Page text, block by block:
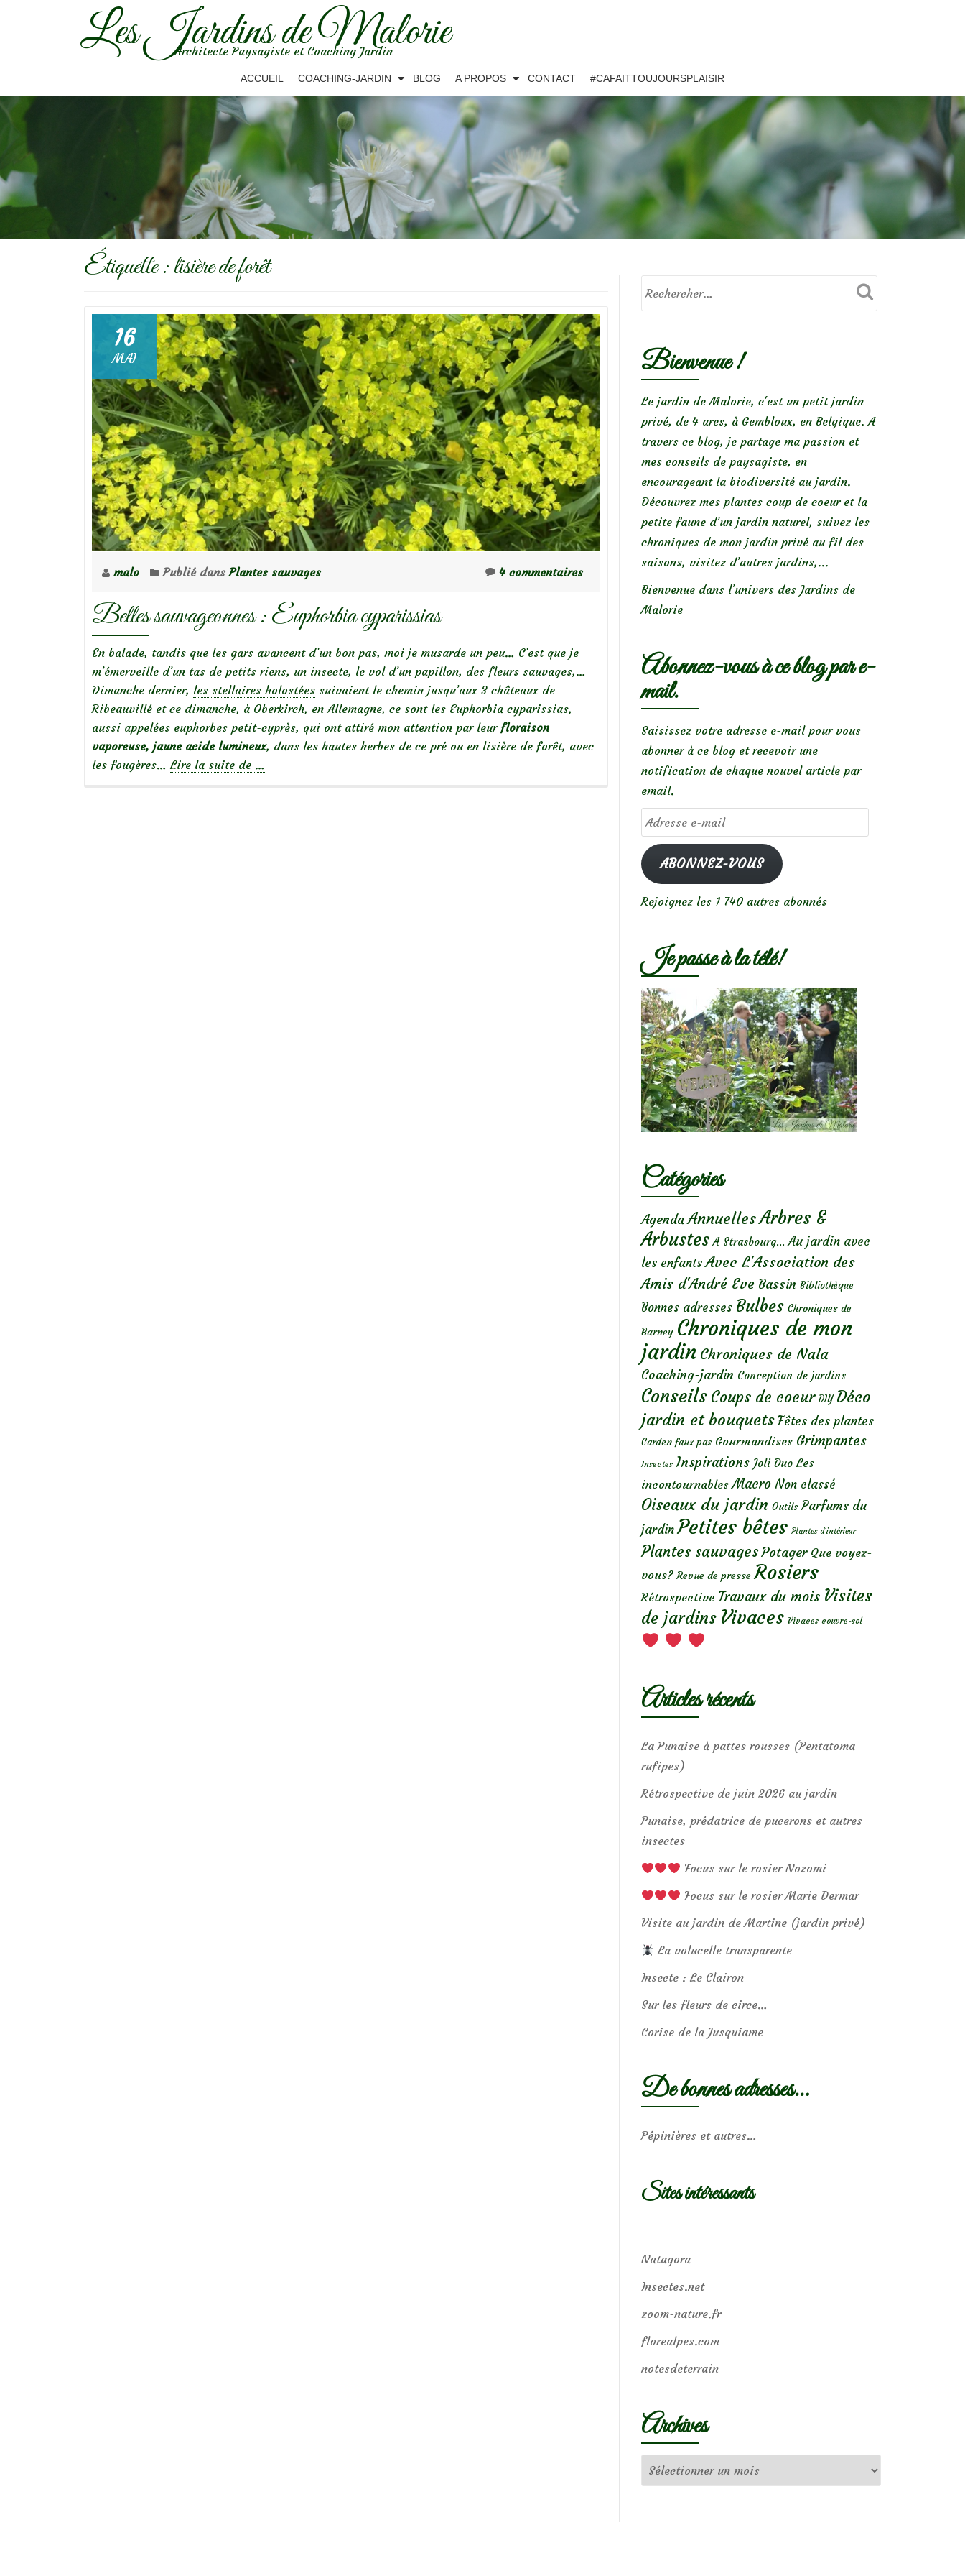
Les Jardins de Malorie
Architecte Paysagiste et Coaching Jardin
ACCUEIL COACHING-JARDIN BLOG A PROPOS CONTACT #CAFAITTOUJOURSPLAISIR
Étiquette :lisière de forêt
16
MAI
malo Publié dansPlantes sauvages 4 commentaires
Belles sauvageonnes : Euphorbia cyparissias
En balade, tandis que les gars avancent d’un bon pas, moi je musarde un peu… C’est que je
m’émerveille d’un tas de petits riens, un insecte, le vol d’un papillon, des fleurs sauvages,…
Dimanche dernier, les stellaires holostées suivaient le chemin jusqu’aux 3 châteaux de
Ribeauvillé et ce dimanche, à Oberkirch, en Allemagne, ce sont les Euphorbia cyparissias,
aussi appelées euphorbes petit-cyprès, qui ont attiré mon attention par leur floraison
vaporeuse, jaune acide lumineux, dans les hautes herbes de ce pré ou en lisière de forêt, avec
les fougères… Lire la suite de …
Bienvenue !
Le jardin de Malorie, c'est un petit jardin
privé, de 4 ares, à Gembloux, en Belgique. A
travers ce blog, je partage ma passion et
mes conseils de paysagiste, en
encourageant la biodiversité au jardin.
Découvrez mes plantes coup de coeur et la
petite faune d’un jardin naturel, suivez les
chroniques de mon jardin privé au fil des
saisons, visitez d’autres jardins,...
Bienvenue dans l’univers des Jardins de
Malorie
Abonnez-vous à ce blog par e-
mail.
Saisissez votre adresse e-mail pour vous
abonner à ce blog et recevoir une
notification de chaque nouvel article par
email.
Adresse
e-
mailABONNEZ-VOUS
Rejoignez les 1 740 autres abonnés
Je passe à la télé!
Catégories
Agenda AnnuellesArbres &
Arbustes A Strasbourg... Au jardin avec
les enfants Avec L'Association des
Amis d'André Eve Bassin Bibliothèque
Bonnes adresses Bulbes Chroniques de
Barney Chroniques de mon
jardin Chroniques de Nala
Coaching-jardin Conception de jardins
Conseils Coups de coeur DIY Déco
jardin et bouquets Fêtes des plantes
Garden faux pas Gourmandises Grimpantes
Insectes Inspirations Joli Duo Les
incontournables Macro Non classé
Oiseaux du jardin Outils Parfums du
jardin Petites bêtes Plantes d’intérieur
Plantes sauvages Potager Que voyez-
vous? Revue de presse Rosiers
Rétrospective Travaux du mois Visites
de jardins Vivaces Vivaces couvre-sol
Articles récents
La Punaise à pattes rousses (Pentatoma
rufipes)
Rétrospective de juin 2026 au jardin
Punaise, prédatrice de pucerons et autres
insectes
Focus sur le rosier Nozomi
Focus sur le rosier Marie Dermar
Visite au jardin de Martine (jardin privé)
La volucelle transparente
Insecte : Le Clairon
Sur les fleurs de circe…
Corise de la Jusquiame
De bonnes adresses…
Pépinières et autres…
Sites intéressants
Natagora
Insectes.net
zoom-nature.fr
florealpes.com
notesdeterrain
Archives
Archives